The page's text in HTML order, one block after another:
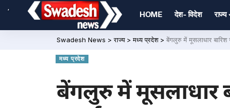
,
HOME देश- विदेश राज्य
Swadesh News >राज्य>मध्य प्रदेश> बेंगलुरु में मूसलाधार बारिश
मध्य प्रदेश
बेंगलुरु में मूसलाधार